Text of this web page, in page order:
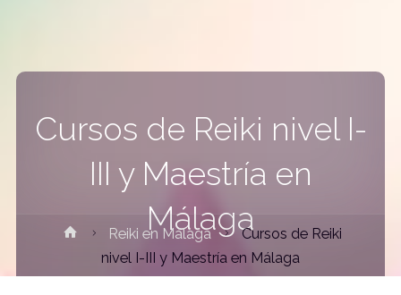
Cursos de Reiki nivel I-
III y Maestría en
Málaga
Reiki en Málaga
Cursos de Reiki
nivel I-III y Maestría en Málaga